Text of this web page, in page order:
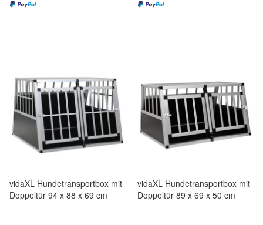
vidaXL Hundetransportbox mit
Doppeltür 94 x 88 x 69 cm
vidaXL Hundetransportbox mit
Doppeltür 89 x 69 x 50 cm